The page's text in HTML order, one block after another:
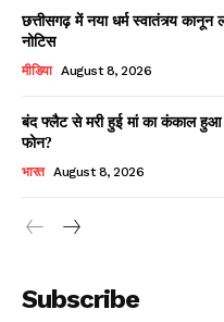
छत्तीसगढ़ में नया धर्म स्वातंत्र्य
नोटिस
मीडिया August 8, 2026
बंद फ्लैट से मरी हुई मां का कंकाल हुआ
फोन?
भारत August 8, 2026
Subscribe